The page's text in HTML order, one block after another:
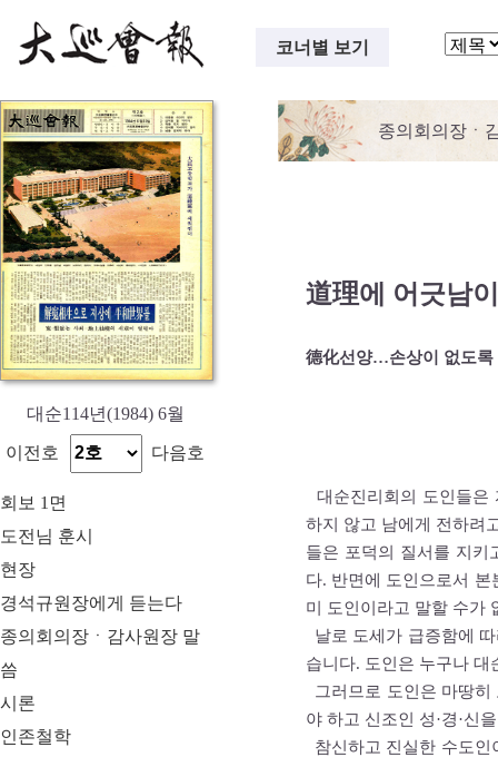
코너별 보기
대순114년(1984) 6월
이전호 다음호
회보 1면
도전님 훈시
현장
경석규원장에게 듣는다
종의회의장ㆍ감사원장 말
씀
시론
인존철학
종의회의장ㆍ
道理에 어긋남
德化선양…손상이 없도록
대순진리회의 도인들은
하지 않고 남에게 전하려
들은 포덕의 질서를 지키
다. 반면에 도인으로서
미 도인이라고 말할 수가
날로 도세가 급증함에
습니다. 도인은 누구나
그러므로 도인은 마땅
야 하고 신조인 성·경·신
참신하고 진실한 수도인